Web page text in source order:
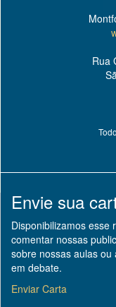
Rua
Envie sua
Disponibilizamos esse
comentar nossas
sobre nossas aulas
em debate.
Enviar Carta